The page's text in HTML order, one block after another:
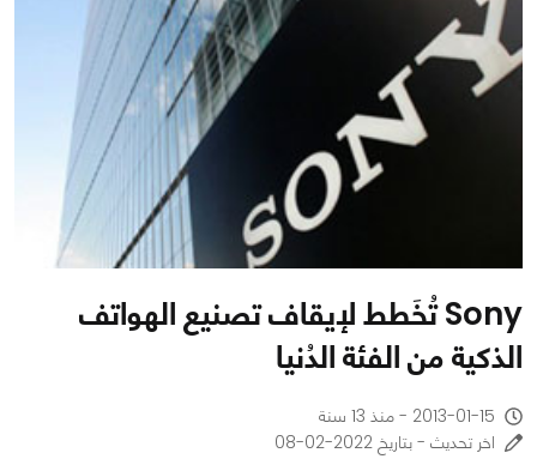
Sony تُخَطط لإيقاف تصنيع الهواتف
الذكية من الفئة الدُنيا
2013-01-15 - منذ 13 سنة
اخر تحديث - بتاريخ 2022-02-08